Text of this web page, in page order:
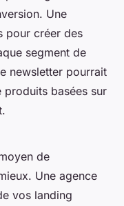
Une
pour créer des
segment de
newsletter pourrait
produits basées sur
de
Une agence
vos landing